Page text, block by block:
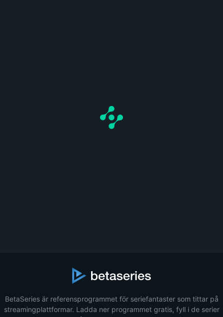
BetaSeries är referensprogrammet för seriefantaster som tittar på
streamingplattformar. Ladda ner programmet gratis, fyll i de serier